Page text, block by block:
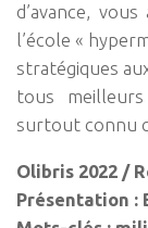
d’avance,
l’école «
stratégiques
tous
surtout connu
Olibris 2022 /
Présentation :